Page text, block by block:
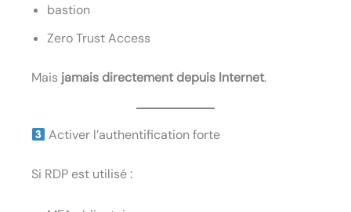
bastion
Zero Trust Access
Mais jamais directement depuis Internet.
Activer l’authentification forte
Si RDP est utilisé :